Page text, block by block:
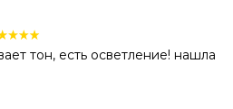
тон, есть осветление! нашла